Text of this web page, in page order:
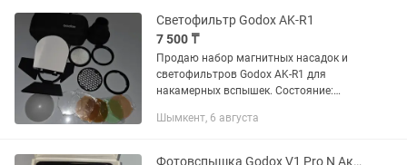
Светофильтр Godox AK-R1
7 500 ₸
Продаю набор магнитных насадок и
светофильтров Godox AK-R1 для
накамерных вспышек. Состояние:
рабочем состоянии. Комплект:
(сотовый...
Шымкент, 6 августа
Фотовспышка Godox V1 Pro N Аккумулятор Godox VB30